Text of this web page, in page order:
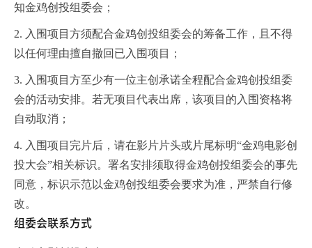
知金鸡创投组委会；
2. 入围项目方须配合金鸡创投组委会的筹备工作，且不得
以任何理由擅自撤回已入围项目；
3. 入围项目方至少有一位主创承诺全程配合金鸡创投组委
会的活动安排。若无项目代表出席，该项目的入围资格将
自动取消；
4. 入围项目完片后，请在影片片头或片尾标明“金鸡电影创
投大会”相关标识。署名安排须取得金鸡创投组委会的事先
同意，标识示范以金鸡创投组委会要求为准，严禁自行修
改。
组委会联系方式